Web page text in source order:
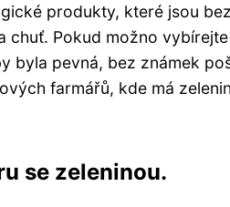
produkty, které jsou
chuť. Pokud možno
byla pevná, bez známek
farmářů, kde má
se zeleninou.